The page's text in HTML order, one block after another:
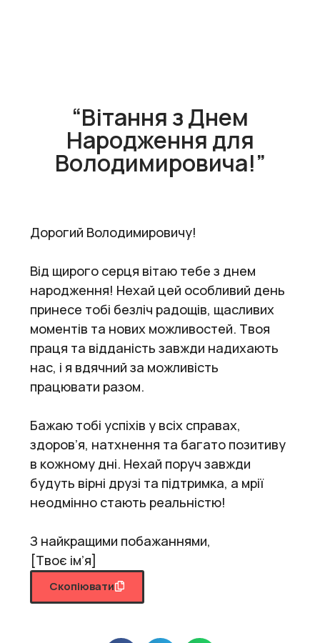
“Вітання з Днем
Народження для
Володимировича!”
Дорогий Володимировичу!
Від щирого серця вітаю тебе з днем
народження! Нехай цей особливий день
принесе тобі безліч радощів, щасливих
моментів та нових можливостей. Твоя
праця та відданість завжди надихають
нас, і я вдячний за можливість
працювати разом.
Бажаю тобі успіхів у всіх справах,
здоров’я, натхнення та багато позитиву
в кожному дні. Нехай поруч завжди
будуть вірні друзі та підтримка, а мрії
неодмінно стають реальністю!
З найкращими побажаннями,
[Твоє ім’я]
Скопіювати